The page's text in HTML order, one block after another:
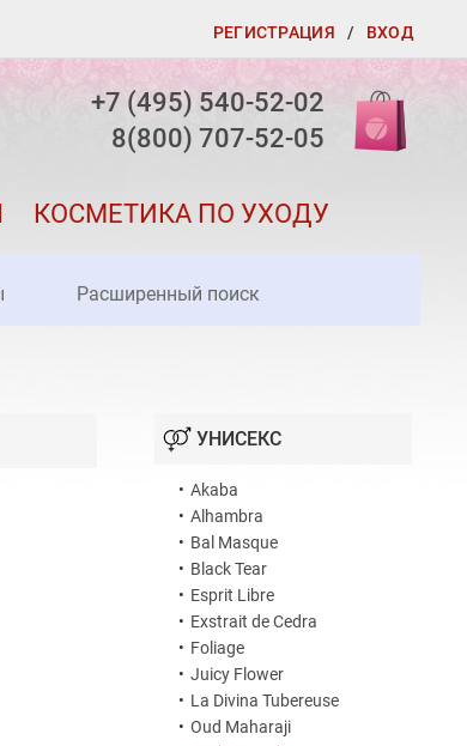
РЕГИСТРАЦИЯ / ВХОД
+7 (495) 540-52-02
8(800) 707-52-05
КОСМЕТИКА ПО УХОДУ
Расширенный поиск
УНИСЕКС
• Akaba
• Alhambra
• Bal Masque
• Black Tear
• Esprit Libre
• Exstrait de Cedra
• Foliage
• Juicy Flower
• La Divina Tubereuse
• Oud Maharaji